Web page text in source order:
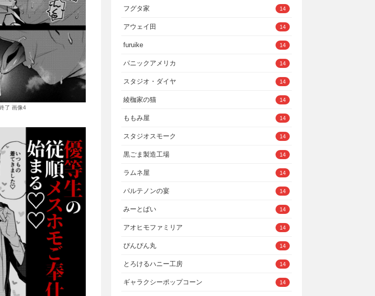
了 画像4
フグタ家 14
アウェイ田 14
furuike 14
パニックアメリカ 14
スタジオ・ダイヤ 14
綾枷家の猫 14
ももみ屋 14
スタジオスモーク 14
黒ごま製造工場 14
ラムネ屋 14
パルテノンの宴 14
みーとぱい 14
アオヒモファミリア 14
ぴんぴん丸 14
とろけるハニー工房 14
ギャラクシーポップコーン 14